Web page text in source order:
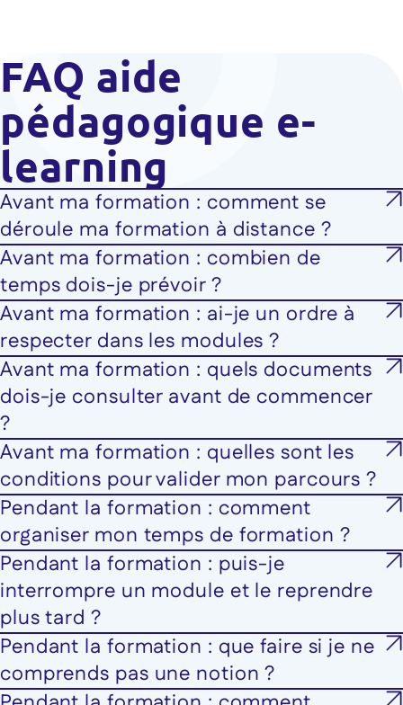
FAQ aide
pédagogique e-
learning
Avant ma formation : comment se
déroule ma formation à distance ?
Avant ma formation : combien de
temps dois-je prévoir ?
Avant ma formation : ai-je un ordre à
respecter dans les modules ?
Avant ma formation : quels documents
dois-je consulter avant de commencer
?
Avant ma formation : quelles sont les
conditions pour valider mon parcours ?
Pendant la formation : comment
organiser mon temps de formation ?
Pendant la formation : puis-je
interrompre un module et le reprendre
plus tard ?
Pendant la formation : que faire si je ne
comprends pas une notion ?